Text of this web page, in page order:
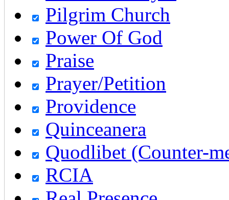
Pilgrim Church
Power Of God
Praise
Prayer/Petition
Providence
Quinceanera
Quodlibet (Counter-
RCIA